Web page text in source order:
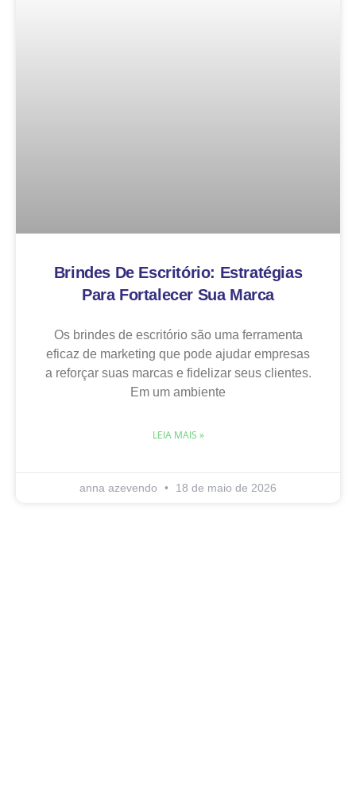
Brindes De Escritório: Estratégias
Para Fortalecer Sua Marca
Os brindes de escritório são uma ferramenta
eficaz de marketing que pode ajudar empresas
a reforçar suas marcas e fidelizar seus clientes.
Em um ambiente
LEIA MAIS »
anna azevendo 18 de maio de 2026